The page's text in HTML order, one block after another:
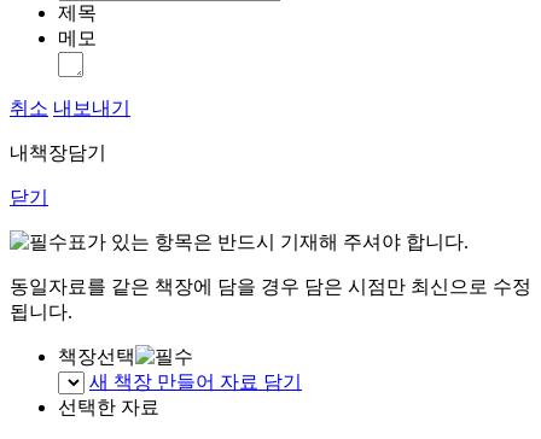
제목
메모
취소 내보내기
내책장담기
닫기
표가 있는 항목은 반드시 기재해 주셔야 합니다.
동일자료를 같은 책장에 담을 경우 담은 시점만 최신으로 수정
됩니다.
책장선택
새 책장 만들어 자료 담기
선택한 자료